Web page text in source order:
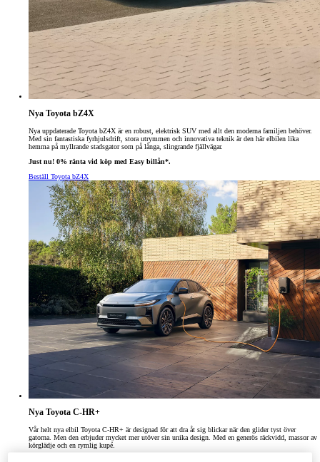
Nya Toyota bZ4X
Nya uppdaterade Toyota bZ4X är en robust, elektrisk SUV med allt den moderna familjen behöver.
Med sin fantastiska fyrhjulsdrift, stora utrymmen och innovativa teknik är den här elbilen lika
hemma på myllrande stadsgator som på långa, slingrande fjällvägar.
Just nu! 0% ränta vid köp med Easy billån*.
Beställ Toyota bZ4X
Nya Toyota C-HR+
Vår helt nya elbil Toyota C-HR+ är designad för att dra åt sig blickar när den glider tyst över
gatorna. Men den erbjuder mycket mer utöver sin unika design. Med en generös räckvidd, massor av
körglädje och en rymlig kupé.